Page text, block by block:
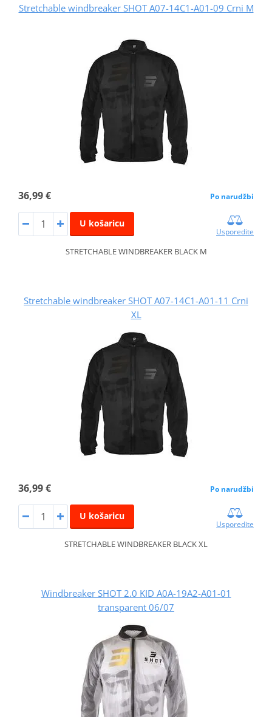
Stretchable windbreaker SHOT A07-14C1-A01-09 Crni M
36,99 € Po narudžbi
U košaricu
Usporedite
STRETCHABLE WINDBREAKER BLACK M
Stretchable windbreaker SHOT A07-14C1-A01-11 Crni
XL
36,99 € Po narudžbi
U košaricu
Usporedite
STRETCHABLE WINDBREAKER BLACK XL
Windbreaker SHOT 2.0 KID A0A-19A2-A01-01
transparent 06/07